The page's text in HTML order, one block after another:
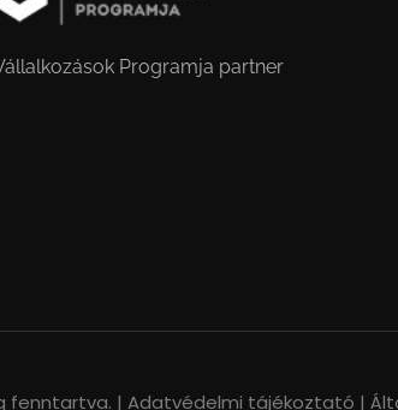
Programja partner
fenntartva. | Adatvédelmi tájékoztató |